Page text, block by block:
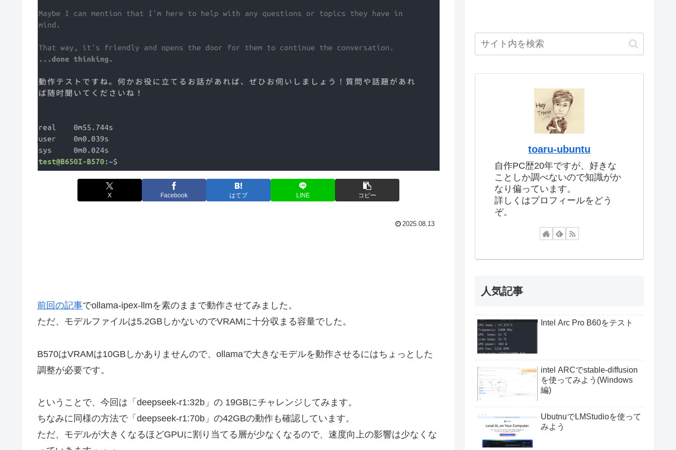
X Facebook はてブ LINE コピー
2025.08.13
前回の記事でollama-ipex-llmを素のままで動作させてみました。
ただ、モデルファイルは5.2GBしかないのでVRAMに十分収まる容量でした。
B570はVRAMは10GBしかありませんので、ollamaで大きなモデルを動作させるにはちょっとした
調整が必要です。
ということで、今回は「deepseek-r1:32b」の 19GBにチャレンジしてみます。
ちなみに同様の方法で「deepseek-r1:70b」の42GBの動作も確認しています。
ただ、モデルが大きくなるほどGPUに割り当てる層が少なくなるので、速度向上の影響は少なくな
toaru-ubuntu
自作PC歴20年ですが、好きな
ことしか調べないので知識がか
なり偏っています。
詳しくはプロフィールをどう
ぞ。
人気記事
Intel Arc Pro B60をテスト
intel ARCでstable-diffusion
を使ってみよう(Windows
編)
UbutnuでLMStudioを使って
みよう